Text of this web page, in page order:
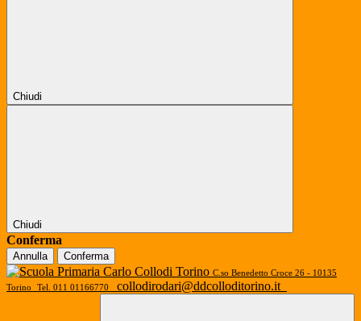
Chiudi
Chiudi
Conferma
Annulla Conferma
C.so Benedetto Croce 26 - 10135
Torino
Tel. 011 01166770 collodirodari@ddcolloditorino.it